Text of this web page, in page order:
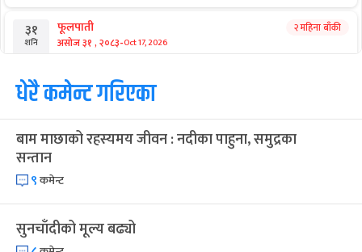
३१
शनि
फूलपाती
असोज ३१ , २०८३-Oct 17, 2026
२ महिना बाँकी
१
आइत
कार्तिक सङ्क्रान्ति
कार्तिक १, २०८३-Oct 18, 2026
३
मंगल
महानवमी २ महिना बाँकी
४
धेरै कमेन्ट गरिएका
बाम माछाको रहस्यमय जीवन : नदीका पाहुना, समुद्रका
सन्तान
९कमेन्ट
सुनचाँदीको मूल्य बढ्यो